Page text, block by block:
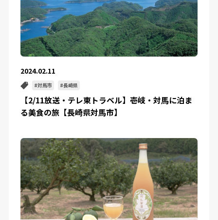
2024.02.11
対馬市 長崎県
【2/11放送・テレ東トラベル】壱岐・対馬に泊ま
る美食の旅【長崎県対馬市】